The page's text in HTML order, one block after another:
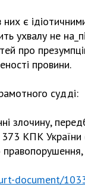
є
ухвалу не
про
провини.
судді:
злочину,
373 КПК
document/